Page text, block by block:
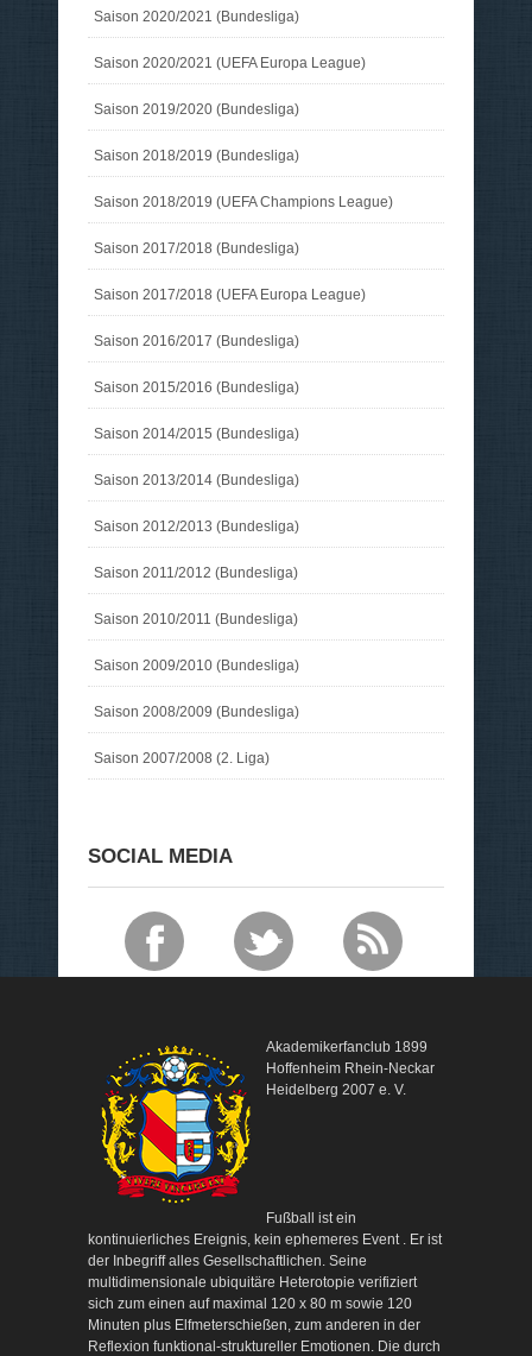
Saison 2020/2021 (Bundesliga)
Saison 2020/2021 (UEFA Europa League)
Saison 2019/2020 (Bundesliga)
Saison 2018/2019 (Bundesliga)
Saison 2018/2019 (UEFA Champions League)
Saison 2017/2018 (Bundesliga)
Saison 2017/2018 (UEFA Europa League)
Saison 2016/2017 (Bundesliga)
Saison 2015/2016 (Bundesliga)
Saison 2014/2015 (Bundesliga)
Saison 2013/2014 (Bundesliga)
Saison 2012/2013 (Bundesliga)
Saison 2011/2012 (Bundesliga)
Saison 2010/2011 (Bundesliga)
Saison 2009/2010 (Bundesliga)
Saison 2008/2009 (Bundesliga)
Saison 2007/2008 (2. Liga)
SOCIAL MEDIA
Akademikerfanclub 1899
Hoffenheim Rhein-Neckar
Heidelberg 2007 e. V.
Fußball ist ein
kontinuierliches Ereignis, kein ephemeres Event . Er ist
der Inbegriff alles Gesellschaftlichen. Seine
multidimensionale ubiquitäre Heterotopie verifiziert
sich zum einen auf maximal 120 x 80 m sowie 120
Minuten plus Elfmeterschießen, zum anderen in der
Reflexion funktional-struktureller Emotionen. Die durch